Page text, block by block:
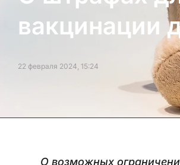
вакцинации
22 февраля 2024, 15:24
О возможных